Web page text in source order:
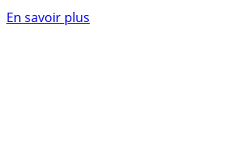
En savoir plus